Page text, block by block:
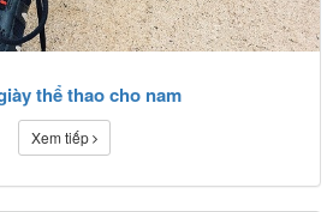
thể thao cho nam
Xem tiếp